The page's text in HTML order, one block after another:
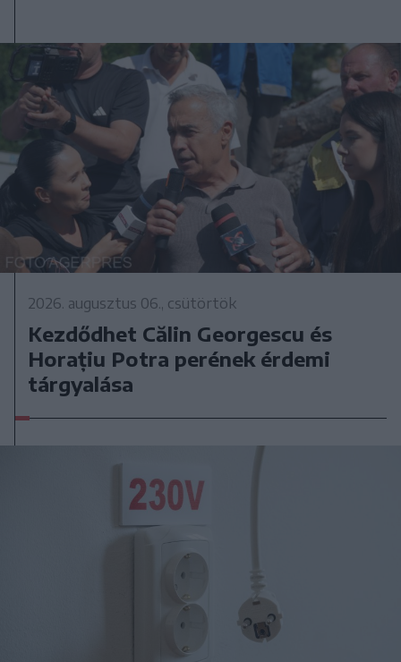
2026. augusztus 06., csütörtök
Kezdődhet Călin Georgescu és
Horațiu Potra perének érdemi
tárgyalása